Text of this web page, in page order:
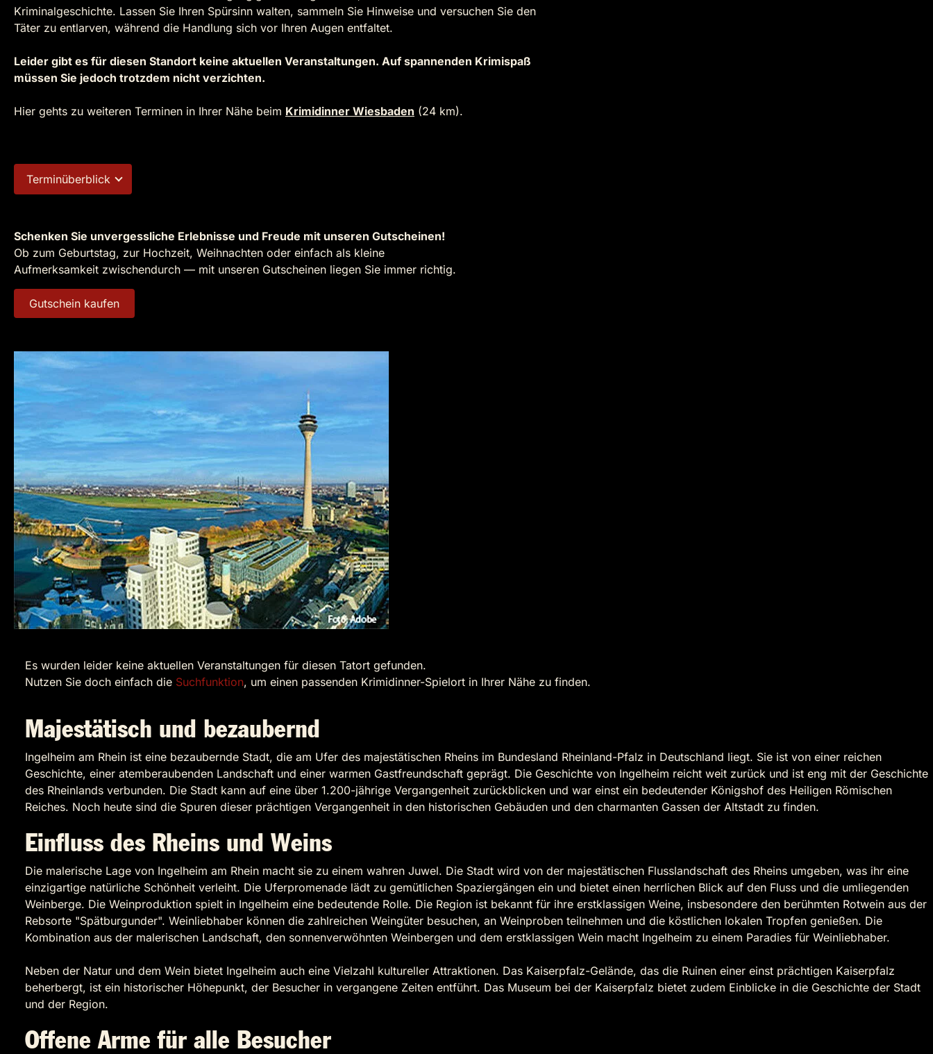
Kriminalgeschichte. Lassen Sie Ihren Spürsinn walten, sammeln Sie Hinweise und versuchen Sie den
Täter zu entlarven, während die Handlung sich vor Ihren Augen entfaltet.
Leider gibt es für diesen Standort keine aktuellen Veranstaltungen. Auf spannenden Krimispaß
müssen Sie jedoch trotzdem nicht verzichten.
Hier gehts zu weiteren Terminen in Ihrer Nähe beim Krimidinner Wiesbaden (24 km).
Terminüberblick
Schenken Sie unvergessliche Erlebnisse und Freude mit unseren Gutscheinen!
Ob zum Geburtstag, zur Hochzeit, Weihnachten oder einfach als kleine
Aufmerksamkeit zwischendurch — mit unseren Gutscheinen liegen Sie immer richtig.
Gutschein kaufen
Es wurden leider keine aktuellen Veranstaltungen für diesen Tatort gefunden.
Nutzen Sie doch einfach die Suchfunktion, um einen passenden Krimidinner-Spielort in Ihrer Nähe zu finden.
Majestätisch und bezaubernd
Ingelheim am Rhein ist eine bezaubernde Stadt, die am Ufer des majestätischen Rheins im Bundesland Rheinland-Pfalz in Deutschland liegt. Sie ist von einer reichen
Geschichte, einer atemberaubenden Landschaft und einer warmen Gastfreundschaft geprägt. Die Geschichte von Ingelheim reicht weit zurück und ist eng mit der Geschichte
des Rheinlands verbunden. Die Stadt kann auf eine über 1.200-jährige Vergangenheit zurückblicken und war einst ein bedeutender Königshof des Heiligen Römischen
Reiches. Noch heute sind die Spuren dieser prächtigen Vergangenheit in den historischen Gebäuden und den charmanten Gassen der Altstadt zu finden.
Einfluss des Rheins und Weins
Die malerische Lage von Ingelheim am Rhein macht sie zu einem wahren Juwel. Die Stadt wird von der majestätischen Flusslandschaft des Rheins umgeben, was ihr eine
einzigartige natürliche Schönheit verleiht. Die Uferpromenade lädt zu gemütlichen Spaziergängen ein und bietet einen herrlichen Blick auf den Fluss und die umliegenden
Weinberge. Die Weinproduktion spielt in Ingelheim eine bedeutende Rolle. Die Region ist bekannt für ihre erstklassigen Weine, insbesondere den berühmten Rotwein aus der
Rebsorte "Spätburgunder". Weinliebhaber können die zahlreichen Weingüter besuchen, an Weinproben teilnehmen und die köstlichen lokalen Tropfen genießen. Die
Kombination aus der malerischen Landschaft, den sonnenverwöhnten Weinbergen und dem erstklassigen Wein macht Ingelheim zu einem Paradies für Weinliebhaber.
Neben der Natur und dem Wein bietet Ingelheim auch eine Vielzahl kultureller Attraktionen. Das Kaiserpfalz-Gelände, das die Ruinen einer einst prächtigen Kaiserpfalz
beherbergt, ist ein historischer Höhepunkt, der Besucher in vergangene Zeiten entführt. Das Museum bei der Kaiserpfalz bietet zudem Einblicke in die Geschichte der Stadt
und der Region.
Offene Arme für alle Besucher